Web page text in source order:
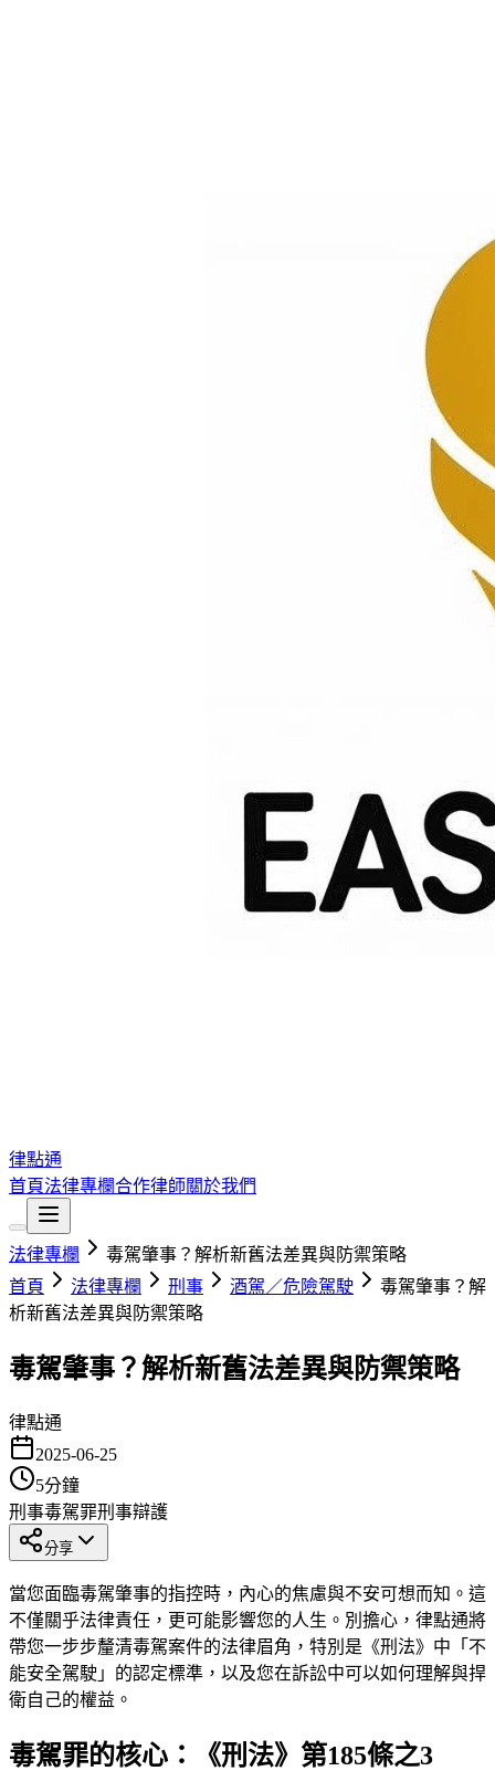
律點通
首頁法律專欄合作律師關於我們
法律專欄
毒駕肇事？解析新舊法差異與防禦策略
首頁
法律專欄 刑事 酒駕／危險駕駛
毒駕肇事？解
析新舊法差異與防禦策略
毒駕肇事？解析新舊法差異與防禦策略
律點通
2025-06-25
5分鐘
刑事毒駕罪刑事辯護
分享
當您面臨毒駕肇事的指控時，內心的焦慮與不安可想而知。這
不僅關乎法律責任，更可能影響您的人生。別擔心，律點通將
帶您一步步釐清毒駕案件的法律眉角，特別是《刑法》中「不
能安全駕駛」的認定標準，以及您在訴訟中可以如何理解與捍
衛自己的權益。
毒駕罪的核心：《刑法》第185條之3